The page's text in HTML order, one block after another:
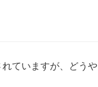
ていますが、どう